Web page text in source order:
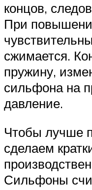
концов,
При
сжимается.
пружину,
сильфона на
давление.
Чтобы лучше
сделаем
Сильфоны